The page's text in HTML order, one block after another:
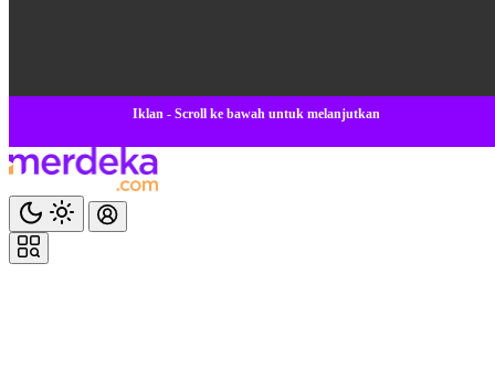
Iklan - Scroll ke bawah untuk melanjutkan